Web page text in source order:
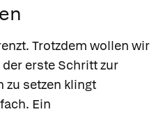
Trotzdem wollen wir
der erste Schritt zur
zu setzen klingt
Ein